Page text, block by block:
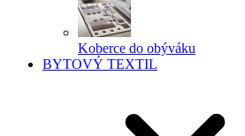
Koberce do obýváku
BYTOVÝ TEXTIL